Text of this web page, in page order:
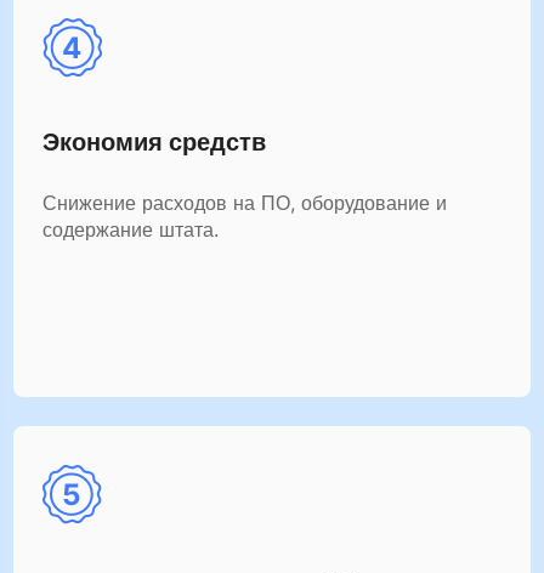
Экономия средств
Снижение расходов на ПО, оборудование и
содержание штата.